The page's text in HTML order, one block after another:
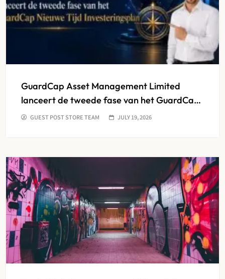
GuardCap Asset Management Limited
lanceert de tweede fase van het GuardCap
Nieuwe Tijd Investeringsplan
GUEST POST STORE TEAM JULY 19, 2026